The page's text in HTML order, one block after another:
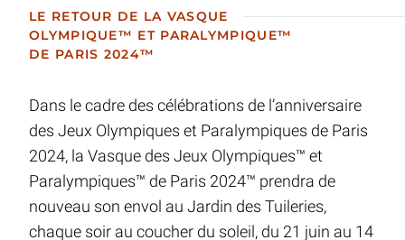
LE RETOUR DE LA VASQUE
OLYMPIQUE™ ET PARALYMPIQUE™
DE PARIS 2024™
Dans le cadre des célébrations de l’anniversaire
des Jeux Olympiques et Paralympiques de Paris
2024, la Vasque des Jeux Olympiques™ et
Paralympiques™ de Paris 2024™ prendra de
nouveau son envol au Jardin des Tuileries,
chaque soir au coucher du soleil, du 21 juin au 14